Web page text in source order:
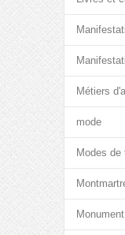
Métiers
mode
Modes